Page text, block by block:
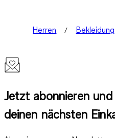
Herren Bekleidung
Jetzt abonnieren
deinen nächsten